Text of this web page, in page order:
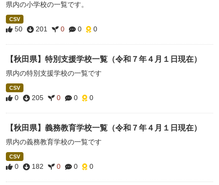
県内の小学校の一覧です。
CSV
50 201 0 0 0
【秋田県】特別支援学校一覧（令和７年４月１日現在）
県内の特別支援学校の一覧です
CSV
0 205 0 0 0
【秋田県】義務教育学校一覧（令和７年４月１日現在）
県内の義務教育学校の一覧です
CSV
0 182 0 0 0